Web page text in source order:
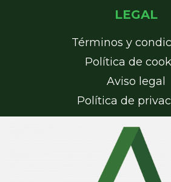
LEGAL
Términos y
Política de
Aviso legal
Política de